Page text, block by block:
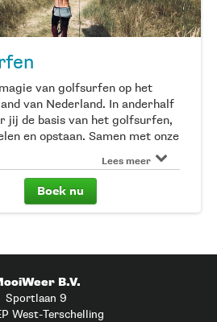
van golfsurfen op het
van Nederland. In anderhalf
jij de basis van het golfsurfen,
en opstaan. Samen met onze
trotseer jij de golven
We vragen je 15 minuten
aanwezig te zijn.*Kinderen
wetsuit en
Lees meer
Boek nu
B.V.
Sportlaan 9
West-Terschelling